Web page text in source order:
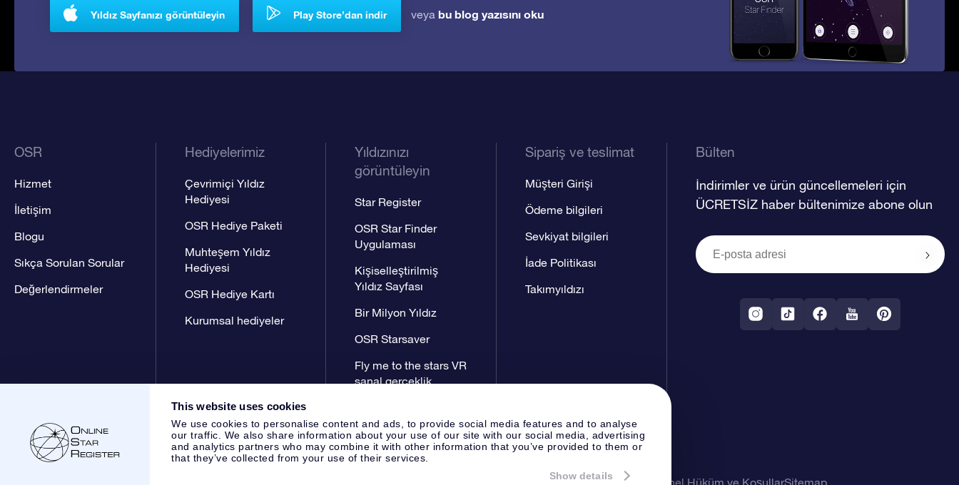
This website uses cookies
We use cookies to personalise content and ads, to provide social media features and to analyse
our traffic. We also share information about your use of our site with our social media, advertising
and analytics partners who may combine it with other information that you’ve provided to them or
that they’ve collected from your use of their services.
Show details
Yıldız Sayfanızı görüntüleyin Play Store’dan indir veya bu blog yazısını oku
OSR
Hizmet
İletişim
Blogu
Sıkça Sorulan Sorular
Değerlendirmeler
Hediyelerimiz
Çevrimiçi Yıldız
Hediyesi
OSR Hediye Paketi
Muhteşem Yıldız
Hediyesi
OSR Hediye Kartı
Kurumsal hediyeler
Yıldızınızı
görüntüleyin
Star Register
OSR Star Finder
Uygulaması
Kişiselleştirilmiş
Yıldız Sayfası
Bir Milyon Yıldız
OSR Starsaver
Fly me to the stars VR
sanal gerçeklik
Sipariş ve teslimat
Müşteri Girişi
Ödeme bilgileri
Sevkiyat bilgileri
İade Politikası
Takımyıldızı
Bülten
İndirimler ve ürün güncellemeleri için
ÜCRETSİZ haber bültenimize abone olun
OSR Gizlilik Bildirimi Genel Hüküm ve KoşullarSitemap